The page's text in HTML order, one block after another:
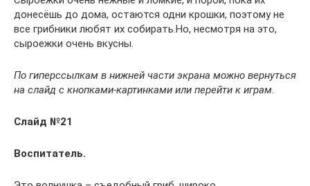
донесёшь до дома, остаются одни крошки, поэтому не
все грибники любят их собирать.Но, несмотря на это,
сыроежки очень вкусны.
По гиперссылкам в нижней части экрана можно вернуться
на слайд с кнопками-картинками или перейти к играм.
Слайд №21
Воспитатель.